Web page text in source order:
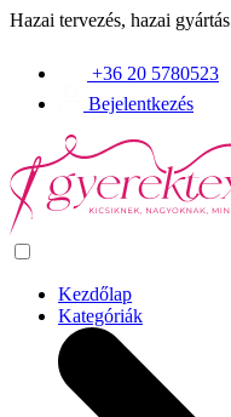
Hazai tervezés, hazai gyártás
+36 20 5780523
Bejelentkezés
Kezdőlap
Kategóriák